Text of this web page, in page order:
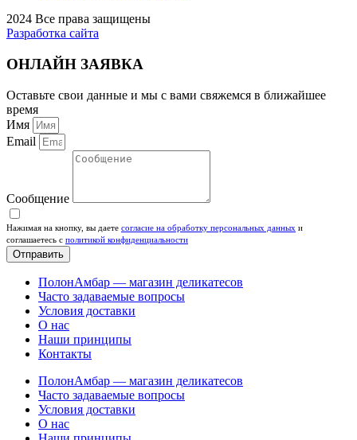
2024 Все права защищены
Разработка сайта
ОНЛАЙН ЗАЯВКА
Оставьте свои данные и мы с вами свяжемся в ближайшее
время
Имя
Email
Сообщение
Нажимая на кнопку, вы даете согласие на обработку персональных данных и
соглашаетесь c политикой конфиденциальности
Отправить
ПолонАмбар — магазин деликатесов
Часто задаваемые вопросы
Условия доставки
О нас
Наши принципы
Контакты
ПолонАмбар — магазин деликатесов
Часто задаваемые вопросы
Условия доставки
О нас